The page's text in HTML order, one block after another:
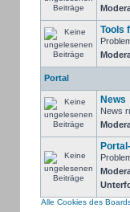
Tools
Portal
News
News
Alle Cookies des